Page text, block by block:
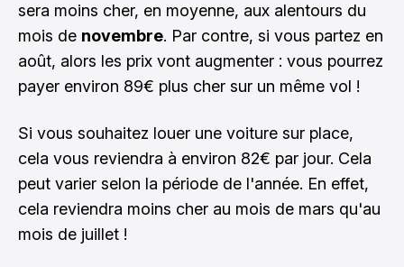
sera moins cher, en moyenne, aux alentours du
mois de novembre. Par contre, si vous partez en
août, alors les prix vont augmenter : vous pourrez
payer environ 89€ plus cher sur un même vol !
Si vous souhaitez louer une voiture sur place,
cela vous reviendra à environ 82€ par jour. Cela
peut varier selon la période de l'année. En effet,
cela reviendra moins cher au mois de mars qu'au
mois de juillet !